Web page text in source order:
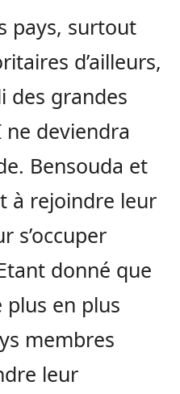
pays, surtout
d’ailleurs,
des grandes
ne deviendra
Bensouda et
à rejoindre leur
s’occuper
donné que
plus en plus
membres
leur